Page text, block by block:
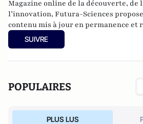
Magazine online de la découverte, de
l’innovation, Futura-Sciences
contenu mis à jour en permanence
SUIVRE
POPULAIRES
PLUS LUS